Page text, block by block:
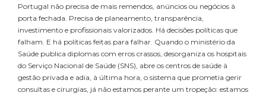
Portugal não precisa de mais remendos, anúncios ou negócios à
porta fechada. Precisa de planeamento, transparência,
investimento e profissionais valorizados. Há decisões políticas que
falham. E há políticas feitas para falhar. Quando o ministério da
Saúde publica diplomas com erros crassos, desorganiza os hospitais
do Serviço Nacional de Saúde (SNS), abre os centros de saúde à
gestão privada e adia, à última hora, o sistema que prometia gerir
consultas e cirurgias, já não estamos perante um tropeção: estamos